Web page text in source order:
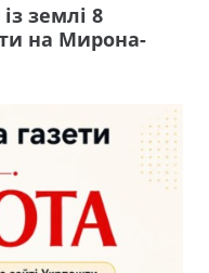
землі 8
на Мирона-